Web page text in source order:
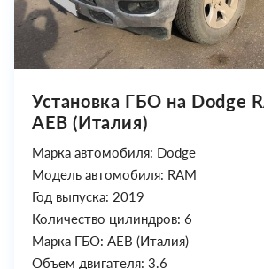
Установка ГБО на Dodge
AEB (Италия)
Марка автомобиля: Dodge
Модель автомобиля: RAM
Год выпуска: 2019
Количество цилиндров: 6
Марка ГБО: AEB (Италия)
Объем двигателя: 3.6